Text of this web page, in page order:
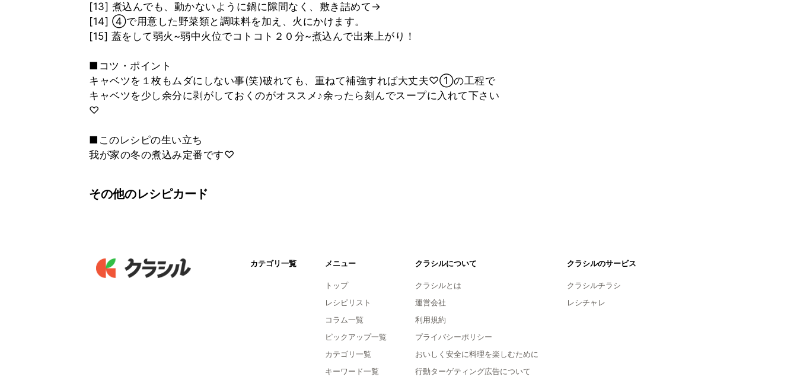
[13] 煮込んでも、動かないように鍋に隙間なく、敷き詰めて→
[14] ④で用意した野菜類と調味料を加え、火にかけます。
[15] 蓋をして弱火~弱中火位でコトコト２０分~煮込んで出来上がり！
■コツ・ポイント
キャベツを１枚もムダにしない事(笑)破れても、重ねて補強すれば大丈夫♡①の工程で
キャベツを少し余分に剥がしておくのがオススメ♪余ったら刻んでスープに入れて下さい
♡
■このレシピの生い立ち
我が家の冬の煮込み定番です♡
その他のレシピカード
カテゴリ一覧 メニュー
トップ
レシピリスト
コラム一覧
ピックアップ一覧
カテゴリ一覧
キーワード一覧
クラシルについて
クラシルとは
運営会社
利用規約
プライバシーポリシー
おいしく安全に料理を楽しむために
行動ターゲティング広告について
クラシルのサービス
クラシルチラシ
レシチャレ